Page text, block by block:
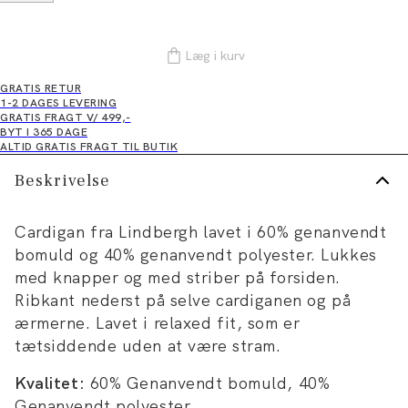
Læg i kurv
GRATIS RETUR
1-2 DAGES LEVERING
GRATIS FRAGT V/ 499,-
BYT I 365 DAGE
ALTID GRATIS FRAGT TIL BUTIK
Beskrivelse
Cardigan fra Lindbergh lavet i 60% genanvendt
bomuld og 40% genanvendt polyester. Lukkes
med knapper og med striber på forsiden.
Ribkant nederst på selve cardiganen og på
ærmerne. Lavet i relaxed fit, som er
tætsiddende uden at være stram.
Kvalitet: 60% Genanvendt bomuld, 40%